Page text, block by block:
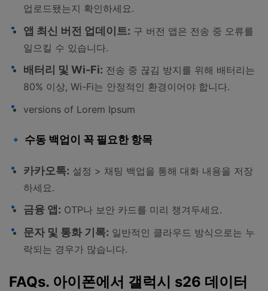
업로드됐는지 확인하세요.
앱 최신 버전 업데이트: 구 버전 앱은 전송 중 오류를
일으킬 수 있습니다.
배터리 및 Wi-Fi: 전송 중 끊김 방지를 위해 배터리는
80% 이상, Wi-Fi는 안정적인 환경이어야 합니다.
versions of Lorem Ipsum
🔹 수동 백업이 꼭 필요한 항목
카카오톡: 설정 > 채팅 백업을 통해 대화 내용을 저장
하세요.
금융 앱: OTP나 보안 카드를 미리 챙겨두세요.
문자 및 통화 기록: 일반적인 클라우드 방식으로는 누
락되는 경우가 많습니다.
FAQs. 아이폰에서 갤럭시 s26 데이터